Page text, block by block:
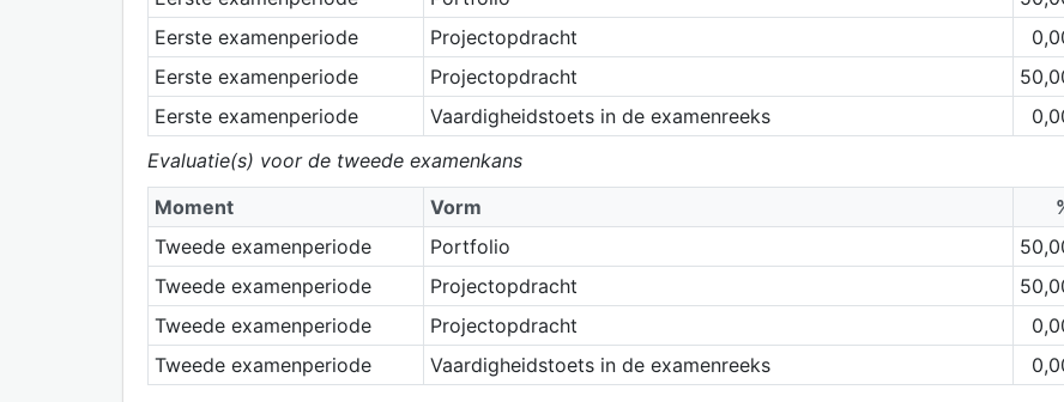
Eerste examenperiode
Projectopdracht
Eerste examenperiode
Projectopdracht
Eerste examenperiode
Vaardigheidstoets in de examenreeks
Evaluatie(s) voor de tweede examenkans
Moment
Vorm
Tweede examenperiode
Portfolio
Tweede examenperiode
Projectopdracht
Tweede examenperiode
Projectopdracht
Tweede examenperiode
Vaardigheidstoets in de examenreeks